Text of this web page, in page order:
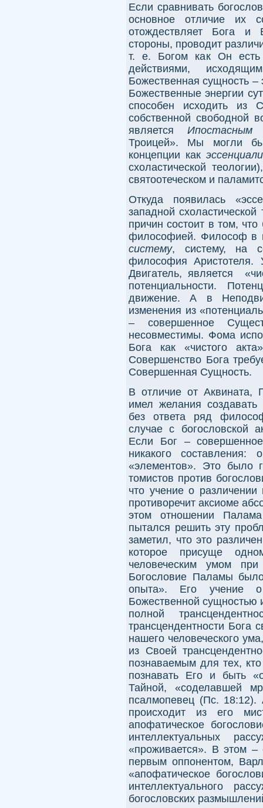
Если сравнивать
основное отличие их
отождествляет Бога
стороны, проводит
т. е. Богом как Он
действиями,
Божественная сущность –
Божественные энергии
способен исходить из
собственной свободной
является
Троицей». Мы могли
концепции как
схоластической
святоотеческом и
Откуда появилась
западной
причин состоит в том,
философией. Философ в
систему, систему, на
философия
Двигатель, является
потенциальности.
движение. А в
изменения из
– совершенное
несовместимы. Фома
Бога как «чистого
Совершенство Бога
Совершенная Сущность.
В отличие от
имел желания
без ответа ряд
случае с богословской
Если Бог –
никакого
«элементов». Это было
томистов против
что учение о
противоречит аксиоме
этом отношении
пытался решить эту
заметил, что это
которое присуще
человеческим умом
Богословие Паламы
опыта». Его учение о
Божественной сущностью
полной
трансцендентности Бога
нашего человеческого
из Своей
познаваемым для тех,
познавать Его и быть
Тайной, «соделавшей
псалмопевец (Пс. 18:12).
происходит из его
апофатическое
интеллектуальных
«проживается». В этом
первым оппонентом,
«апофатическое
интеллектуального
богословских